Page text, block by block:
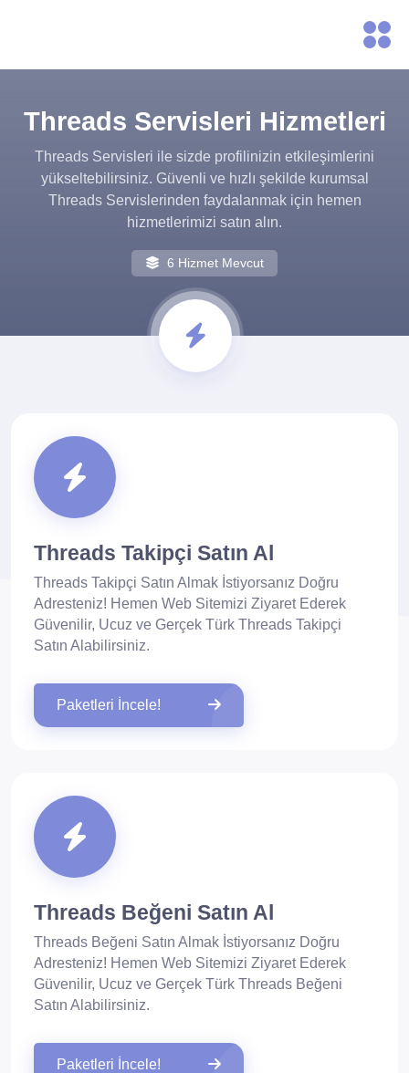
Threads Servisleri Hizmetleri
Threads Servisleri ile sizde profilinizin etkileşimlerini
yükseltebilirsiniz. Güvenli ve hızlı şekilde kurumsal
Threads Servislerinden faydalanmak için hemen
hizmetlerimizi satın alın.
6 Hizmet Mevcut
Threads Takipçi Satın Al
Threads Takipçi Satın Almak İstiyorsanız Doğru
Adresteniz! Hemen Web Sitemizi Ziyaret Ederek
Güvenilir, Ucuz ve Gerçek Türk Threads Takipçi
Satın Alabilirsiniz.
Paketleri İncele!
Threads Beğeni Satın Al
Threads Beğeni Satın Almak İstiyorsanız Doğru
Adresteniz! Hemen Web Sitemizi Ziyaret Ederek
Güvenilir, Ucuz ve Gerçek Türk Threads Beğeni
Satın Alabilirsiniz.
Paketleri İncele!